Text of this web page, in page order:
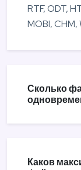
RTF, ODT,
MOBI, CHM,
Сколько
Каков